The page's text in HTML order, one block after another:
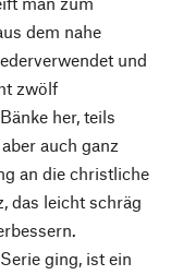
dem nahe
und
zwölf
her, teils
auch ganz
an die christliche
das leicht schräg
ging, ist ein